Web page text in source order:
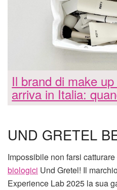
Il brand di make
arriva in Italia:
UND GRETEL
Impossibile non farsi
biologici Und Gretel! Il
Experience Lab 2025 la sua